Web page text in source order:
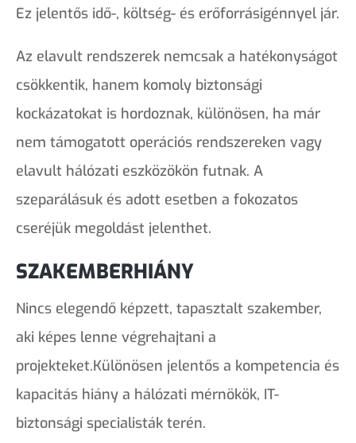
Ez jelentős idő-, költség- és erőforrásigénnyel jár.
Az elavult rendszerek nemcsak a hatékonyságot
csökkentik, hanem komoly biztonsági
kockázatokat is hordoznak, különösen, ha már
nem támogatott operációs rendszereken vagy
elavult hálózati eszközökön futnak. A
szeparálásuk és adott esetben a fokozatos
cseréjük megoldást jelenthet.
SZAKEMBERHIÁNY
Nincs elegendő képzett, tapasztalt szakember,
aki képes lenne végrehajtani a
projekteket.Különösen jelentős a kompetencia és
kapacitás hiány a hálózati mérnökök, IT-
biztonsági specialisták terén.